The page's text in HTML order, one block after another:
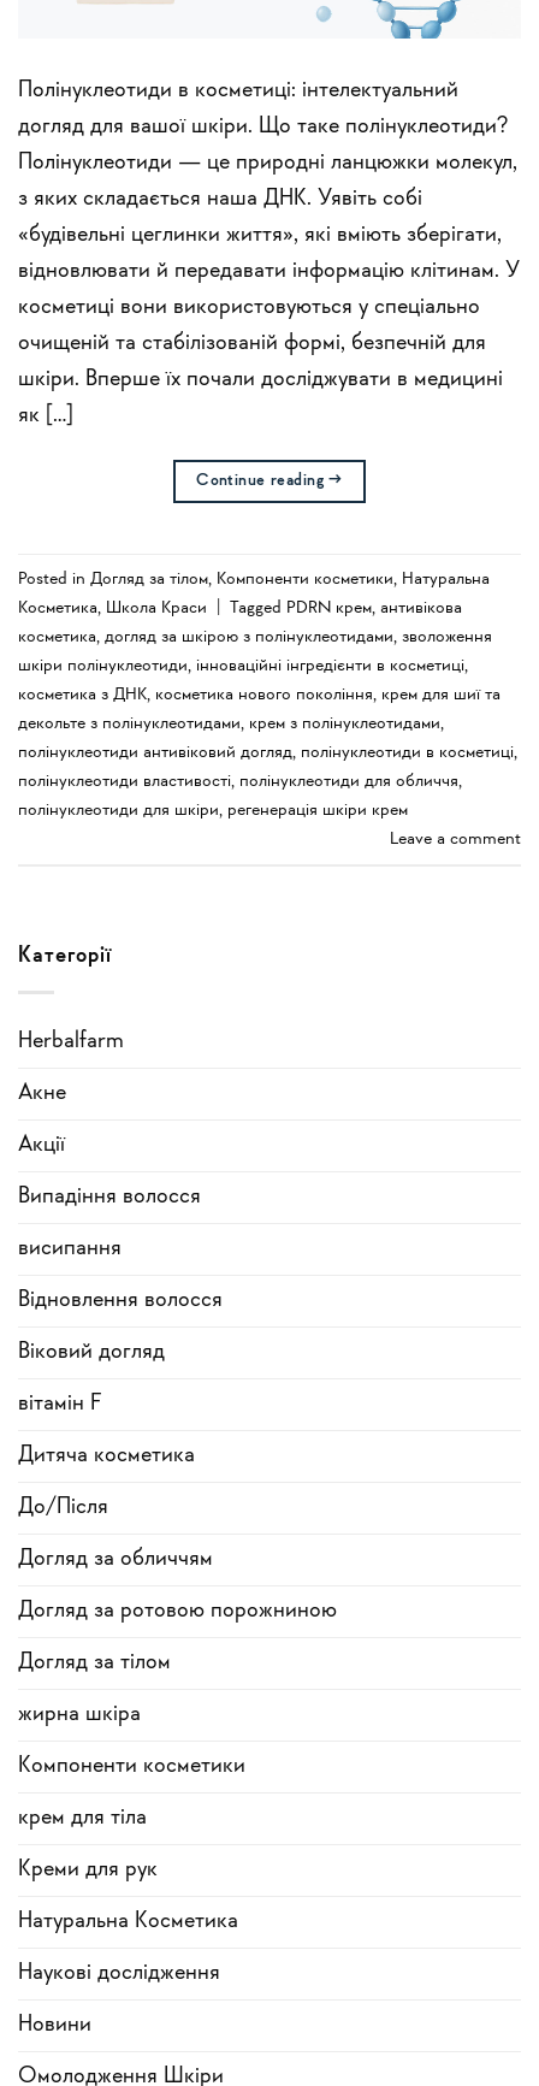
Полінуклеотиди в косметиці: інтелектуальний
догляд для вашої шкіри. Що таке полінуклеотиди?
Полінуклеотиди — це природні ланцюжки молекул,
з яких складається наша ДНК. Уявіть собі
«будівельні цеглинки життя», які вміють зберігати,
відновлювати й передавати інформацію клітинам. У
косметиці вони використовуються у спеціально
очищеній та стабілізованій формі, безпечній для
шкіри. Вперше їх почали досліджувати в медицині
як […]
Continue reading→
Posted in Догляд за тілом, Компоненти косметики, Натуральна
Косметика, Школа Краси Tagged PDRN крем, антивікова
косметика, догляд за шкірою з полінуклеотидами, зволоження
шкіри полінуклеотиди, інноваційні інгредієнти в косметиці,
косметика з ДНК, косметика нового покоління, крем для шиї та
декольте з полінуклеотидами, крем з полінуклеотидами,
полінуклеотиди антивіковий догляд, полінуклеотиди в косметиці,
полінуклеотиди властивості, полінуклеотиди для обличчя,
полінуклеотиди для шкіри, регенерація шкіри крем
Leave a comment
Категорії
Herbalfarm
Акне
Акції
Випадіння волосся
висипання
Відновлення волосся
Віковий догляд
вітамін F
Дитяча косметика
До/Після
Догляд за обличчям
Догляд за ротовою порожниною
Догляд за тілом
жирна шкіра
Компоненти косметики
крем для тіла
Креми для рук
Натуральна Косметика
Наукові дослідження
Новини
Омолодження Шкіри